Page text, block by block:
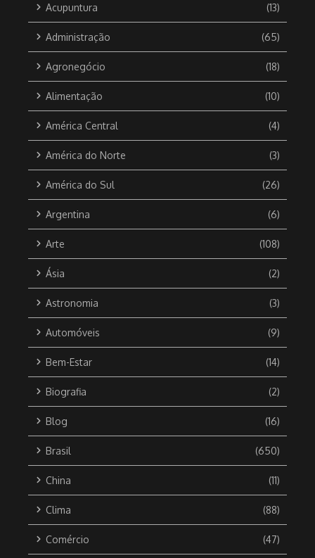
Acupuntura (13)
Administração (65)
Agronegócio (18)
Alimentação (10)
América Central (4)
América do Norte (3)
América do Sul (26)
Argentina (6)
Arte (108)
Ásia (2)
Astronomia (3)
Automóveis (9)
Bem-Estar (14)
Biografia (2)
Blog (16)
Brasil (650)
China (11)
Clima (88)
Comércio (47)